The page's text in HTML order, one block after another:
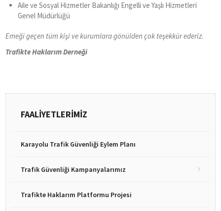
Aile ve Sosyal Hizmetler Bakanlığı Engelli ve Yaşlı Hizmetleri
Genel Müdürlüğü
Emeği geçen tüm kişi ve kurumlara gönülden çok teşekkür ederiz.
Trafikte Haklarım Derneği
FAALİYETLERİMİZ
Karayolu Trafik Güvenliği Eylem Planı
Trafik Güvenliği Kampanyalarımız
Trafikte Haklarım Platformu Projesi